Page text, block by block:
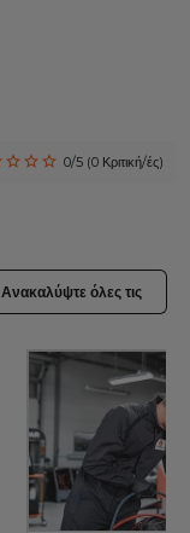
0/5 (0 Κριτική/ές)
Ανακαλύψτε όλες τις